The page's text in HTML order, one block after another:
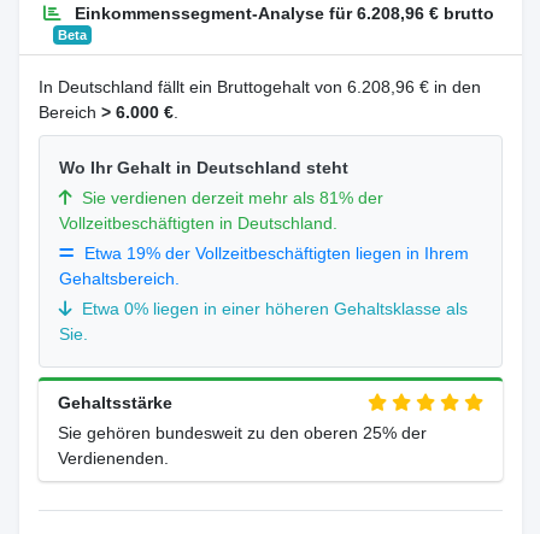
Einkommenssegment-Analyse für 6.208,96 € brutto
Beta
In Deutschland fällt ein Bruttogehalt von 6.208,96 € in den
Bereich > 6.000 €.
Wo Ihr Gehalt in Deutschland steht
Sie verdienen derzeit mehr als 81% der
Vollzeitbeschäftigten in Deutschland.
Etwa 19% der Vollzeitbeschäftigten liegen in Ihrem
Gehaltsbereich.
Etwa 0% liegen in einer höheren Gehaltsklasse als
Sie.
Gehaltsstärke
Sie gehören bundesweit zu den oberen 25% der
Verdienenden.